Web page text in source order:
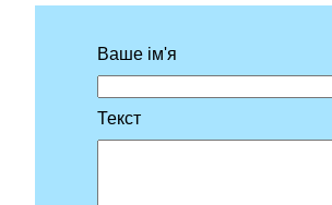
Ваше ім'я
Текст